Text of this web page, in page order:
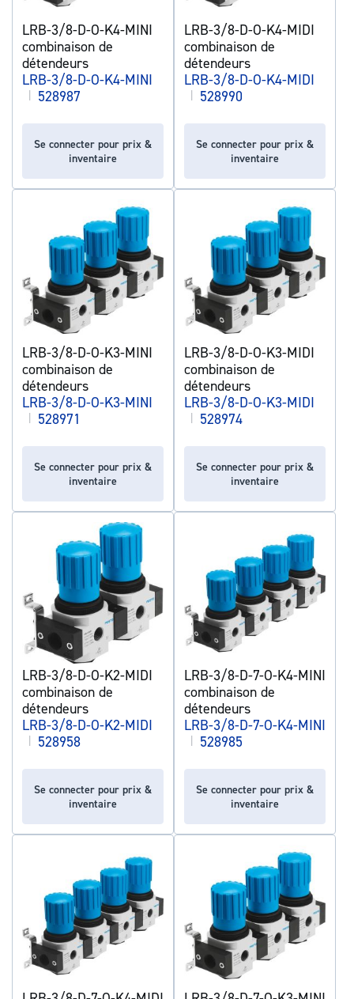
LRB-3/8-D-O-K4-MINI
combinaison de
détendeurs
LRB-3/8-D-O-K4-MINI
| 528987
Se connecter pour prix &
inventaire
LRB-3/8-D-O-K4-MIDI
combinaison de
détendeurs
LRB-3/8-D-O-K4-MIDI
| 528990
Se connecter pour prix &
inventaire
LRB-3/8-D-O-K3-MINI
combinaison de
détendeurs
LRB-3/8-D-O-K3-MINI
| 528971
Se connecter pour prix &
inventaire
LRB-3/8-D-O-K3-MIDI
combinaison de
détendeurs
LRB-3/8-D-O-K3-MIDI
| 528974
Se connecter pour prix &
inventaire
LRB-3/8-D-O-K2-MIDI
combinaison de
détendeurs
LRB-3/8-D-O-K2-MIDI
| 528958
Se connecter pour prix &
inventaire
LRB-3/8-D-7-O-K4-MINI
combinaison de
détendeurs
LRB-3/8-D-7-O-K4-MINI
| 528985
Se connecter pour prix &
inventaire